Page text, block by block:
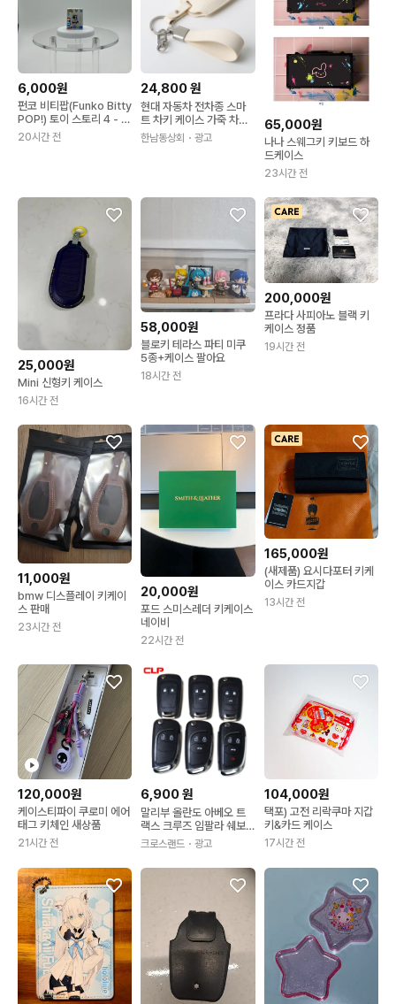
6,000원
펀코 비티팝(Funko Bitty
POP!) 토이 스토리 4 - 포
키 (FORKY #528 / 미니
케이스 포함)
20시간 전
24,800원
현대 자동차 전차종 스마
트 차키 케이스 가죽 차키
커버 홀더 키링
한남동상회 ・광고
65,000원
나나 스웨그키 키보드 하
드케이스
23시간 전
25,000원
Mini 신형키 케이스
16시간 전
58,000원
블로키 테라스 파티 미쿠
5종+케이스 팔아요
18시간 전
200,000원
프라다 사피아노 블랙 키
케이스 정품
19시간 전
11,000원
bmw 디스플레이 키케이
스 판매
23시간 전
20,000원
포드 스미스레더 키케이스
네이비
22시간 전
165,000원
(새제품) 요시다포터 키케
이스 카드지갑
13시간 전
120,000원
케이스티파이 쿠로미 에어
태그 키체인 새상품
21시간 전
6,900원
말리부 올란도 아베오 트
랙스 크루즈 임팔라 쉐보
레 폴딩키 교체형 키 케이
스 순정형 2버튼
크로스랜드 ・광고
104,000원
택포) 고전 리락쿠마 지갑
키&카드 케이스
17시간 전